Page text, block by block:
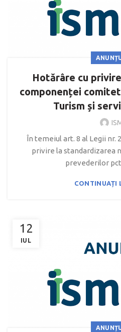
Hotărâre cu
componenței
Turism și
În temeiul art. 8 al Legii nr.
privire la standardizarea
prevederilor pct.
CONTINUAȚI
12
IUL